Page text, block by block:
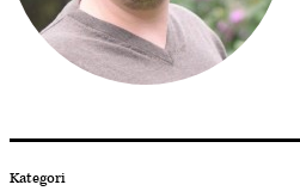
Kategori